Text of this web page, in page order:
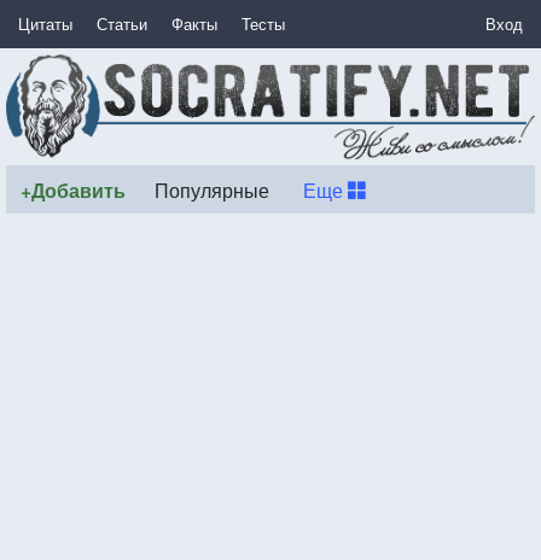
Цитаты Статьи Факты Тесты Вход
+Добавить Популярные Еще